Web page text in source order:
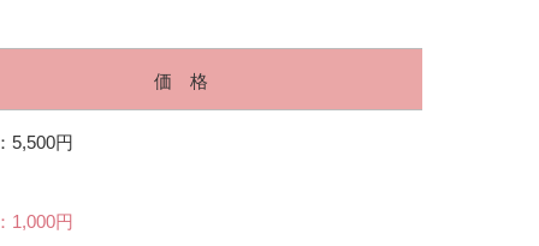
価 格
5,500円
1,000円